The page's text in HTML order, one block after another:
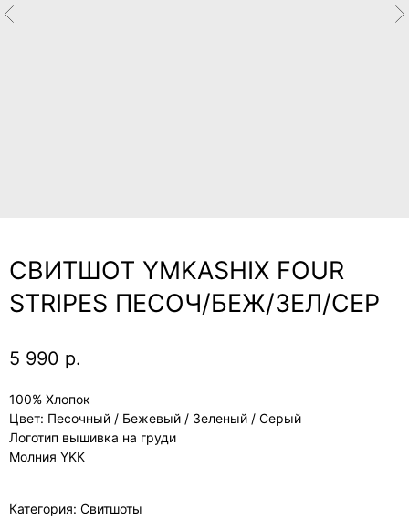
СВИТШОТ YMKASHIX FOUR
STRIPES ПЕСОЧ/БЕЖ/ЗЕЛ/СЕР
5 990 р.
100% Хлопок
Цвет: Песочный / Бежевый / Зеленый / Серый
Логотип вышивка на груди
Молния YKK
Категория: Свитшоты